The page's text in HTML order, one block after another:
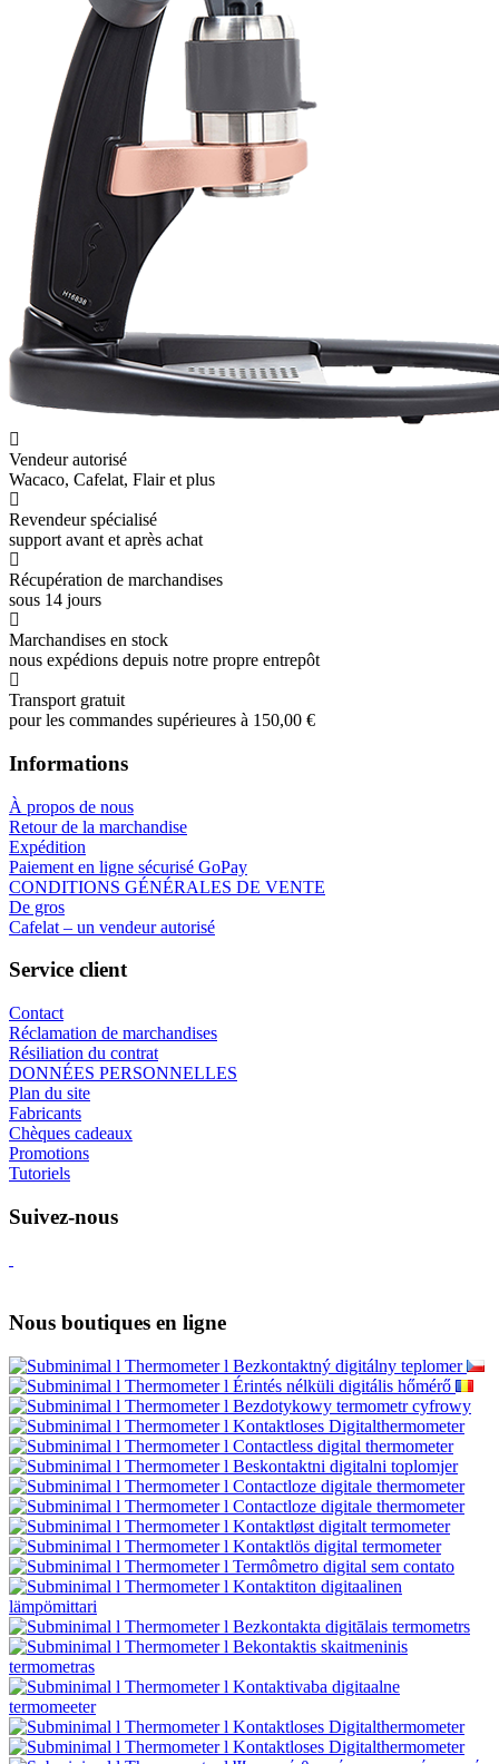
Vendeur autorisé
Wacaco, Cafelat, Flair et plus
Revendeur spécialisé
support avant et après achat
Récupération de marchandises
sous 14 jours
Marchandises en stock
nous expédions depuis notre propre entrepôt
Transport gratuit
pour les commandes supérieures à 150,00 €
Informations
À propos de nous
Retour de la marchandise
Expédition
Paiement en ligne sécurisé GoPay
CONDITIONS GÉNÉRALES DE VENTE
De gros
Cafelat – un vendeur autorisé
Service client
Contact
Réclamation de marchandises
Résiliation du contrat
DONNÉES PERSONNELLES
Plan du site
Fabricants
Chèques cadeaux
Promotions
Tutoriels
Suivez-nous
Nous boutiques en ligne